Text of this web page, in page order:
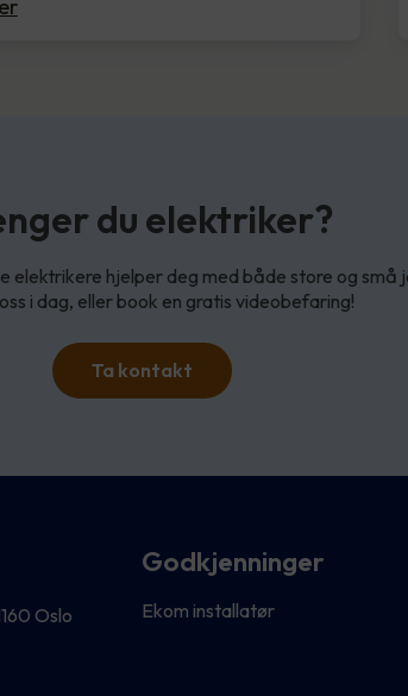
du elektriker?
elektrikere hjelper deg med både store og små
i dag, eller book en gratis videobefaring!
Ta kontakt
Oslo
Godkjenninger
Ekom installatør